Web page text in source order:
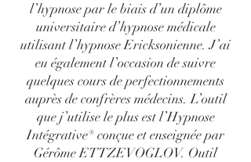
l’hypnose par le biais d’un diplôme
universitaire d’hypnose médicale
utilisant l’hypnose Ericksonienne. J’ai
eu également l’occasion de suivre
quelques cours de perfectionnements
auprès de confrères médecins. L’outil
que j’utilise le plus est l’Hypnose
Intégrative® conçue et enseignée par
Gérôme ETTZEVOGLOV. Outil